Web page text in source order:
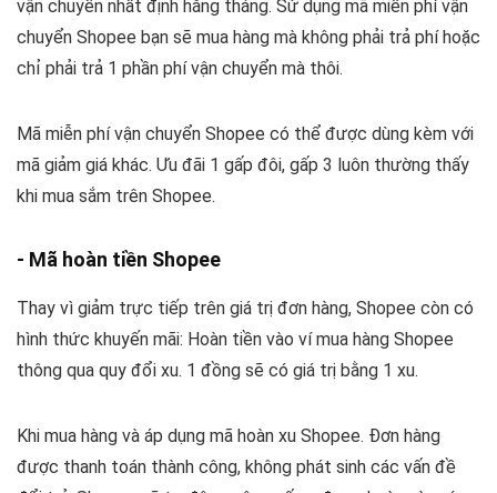
vận chuyển nhất định hằng tháng. Sử dụng mã miễn phí vận
chuyển Shopee bạn sẽ mua hàng mà không phải trả phí hoặc
chỉ phải trả 1 phần phí vận chuyển mà thôi.
Mã miễn phí vận chuyển Shopee có thể được dùng kèm với
mã giảm giá khác. Ưu đãi 1 gấp đôi, gấp 3 luôn thường thấy
khi mua sắm trên Shopee.
- Mã hoàn tiền Shopee
Thay vì giảm trực tiếp trên giá trị đơn hàng, Shopee còn có
hình thức khuyến mãi: Hoàn tiền vào ví mua hàng Shopee
thông qua quy đổi xu. 1 đồng sẽ có giá trị bằng 1 xu.
Khi mua hàng và áp dụng mã hoàn xu Shopee. Đơn hàng
được thanh toán thành công, không phát sinh các vấn đề